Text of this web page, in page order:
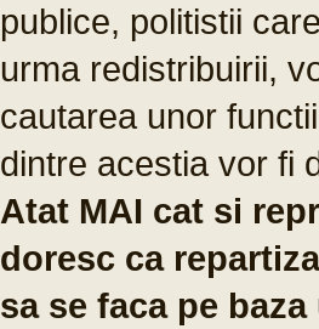
publice, politistii
urma redistribuirii,
cautarea unor
dintre acestia vor fi
Atat MAI cat si
doresc ca
sa se faca pe